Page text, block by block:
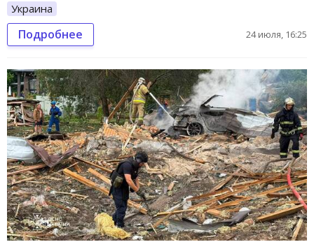
Украина
Подробнее 24 июля, 16:25